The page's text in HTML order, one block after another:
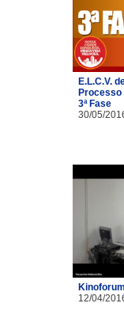
E.L.C.V.
Processo
3ª Fase
30/05/
12/04/